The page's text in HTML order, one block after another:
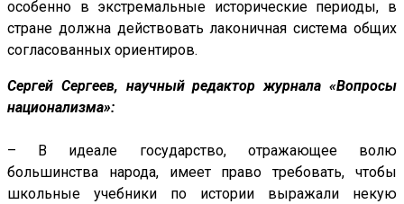
особенно в экстремальные исторические периоды, в
стране должна действовать лаконичная система общих
согласованных ориентиров.
Сергей Сергеев, научный редактор журнала «Вопросы
национализма»:
– В идеале государство, отражающее волю
большинства народа, имеет право требовать, чтобы
школьные учебники по истории выражали некую